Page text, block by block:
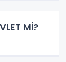
Mİ?